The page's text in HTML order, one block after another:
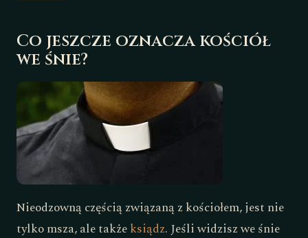
Co jeszcze oznacza kościół
we śnie?
Nieodzowną częścią związaną z kościołem, jest nie
tylko msza, ale takżeksiądz. Jeśli widzisz we śnie